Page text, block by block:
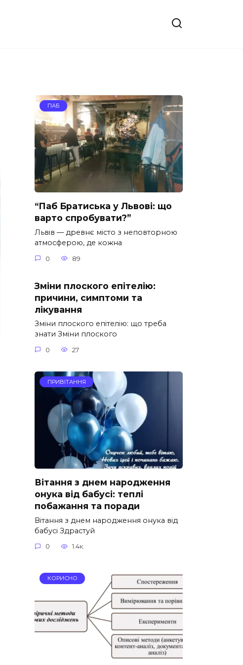
ПАБ
“Паб Братиська у Львові: що
варто спробувати?”
Львів — древнє місто з неповторною
атмосферою, де кожна
0 89
Зміни плоского епітелію:
причини, симптоми та
лікування
Зміни плоского епітелію: що треба
знати Зміни плоского
0 27
ПРИВІТАННЯ
Вітання з днем народження
онука від бабусі: теплі
побажання та поради
Вітання з днем народження онука від
бабусі Здрастуй
0 1.4к.
КОРИСНО